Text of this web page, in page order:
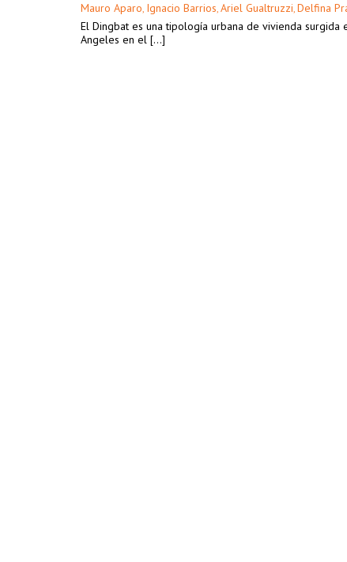
Mauro Aparo, Ignacio Barrios, Ariel Gualtruzzi, Delfina
El Dingbat es una tipología urbana de vivienda surgida
Angeles en el [...]